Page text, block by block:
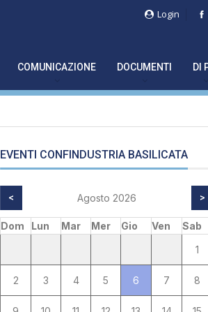
Login
COMUNICAZIONE DOCUMENTI DI
EVENTI CONFINDUSTRIA BASILICATA
< Agosto 2026 >
Dom Lun Mar Mer Gio Ven
Sab
1
2 3 4 5 6 7 8